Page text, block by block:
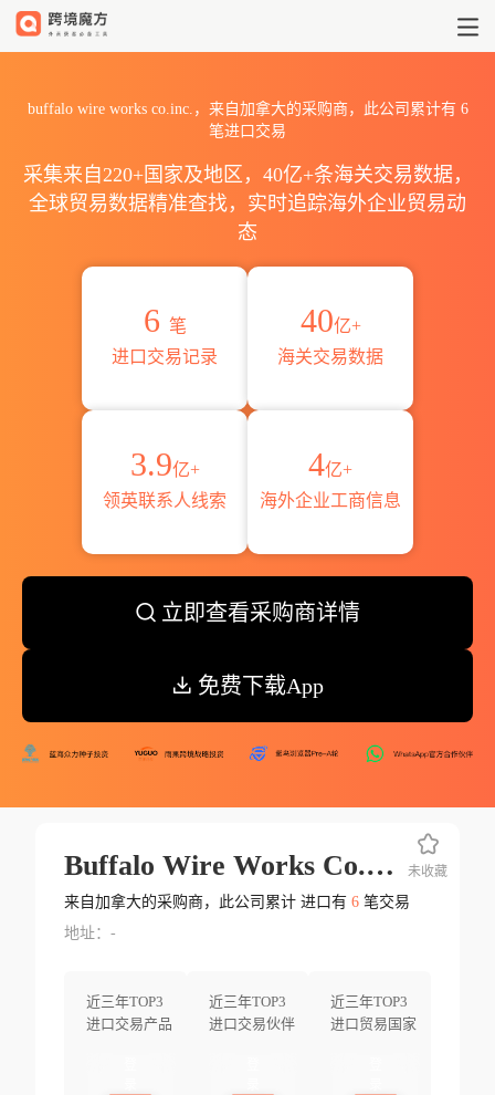
buffalo wire works co.inc.，来自加拿大的采购商，此公司累计有 6
笔进口交易
采集来自220+国家及地区，40亿+条海关交易数据，
全球贸易数据精准查找，实时追踪海外企业贸易动
态
6 笔
进口交易记录
40亿+
海关交易数据
3.9亿+
领英联系人线索
4亿+
海外企业工商信息
立即查看采购商详情
免费下载App
Buffalo Wire Works Co.inc.
来自加拿大的采购商，此公司累计 进口有 6笔交易
地址：-
近三年TOP3
进口交易产品
近三年TOP3
进口交易伙伴
近三年TOP3
进口贸易国家
未收藏